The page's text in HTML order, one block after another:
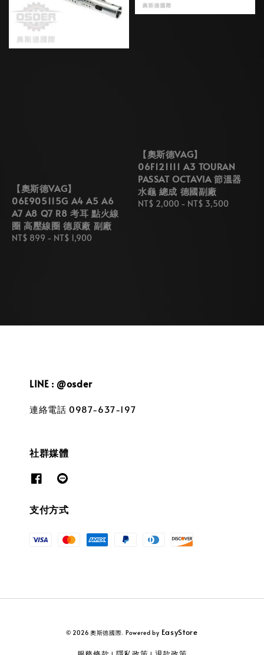
【奧斯德VAG】
06E905115G A4 A5 A6
A7 A8 Q7 R8 考耳 點火線
圈 高壓線圈 德原廠 副廠
Regular
NT$ 899 - NT$ 1,900
【奧斯德VAG】
06F121111 A3 TOURAN
PASSAT OCTAVIA 節溫器
水龜 總成 德國副廠
Regular
NT$ 2,000 - NT$ 3,500
LINE : @osder
連絡電話 0987-637-197
社群媒體
支付方式
© 2026 奧斯德國際. Powered by EasyStore